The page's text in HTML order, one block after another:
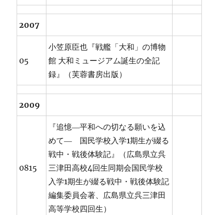
2007
05
小笠原臣也『戦艦「大和」の博物
館 大和ミュージアム誕生の全記
録』（芙蓉書房出版）
2009
0815
『追憶―平和への切なる願いを込
めて― 国民学校入学1期生が綴る
戦中・戦後体験記』（広島県立呉
三津田高校4回生同期会国民学校
入学1期生が綴る戦中・戦後体験記
編集委員会著、広島県立呉三津田
高等学校四回生）